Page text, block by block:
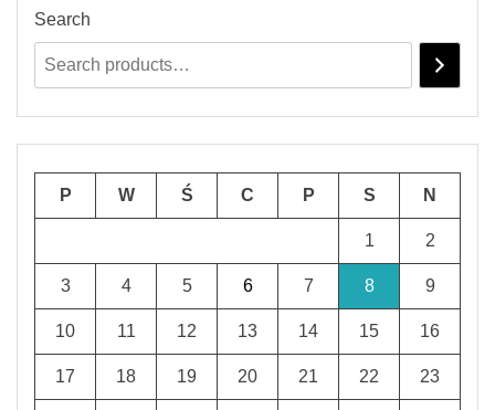
Search
P W Ś C P S N
1 2
3 4 5 6 7 8 9
10 11 12 13 14 15 16
17 18 19 20 21 22 23